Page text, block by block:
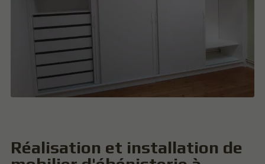
Réalisation et installation de